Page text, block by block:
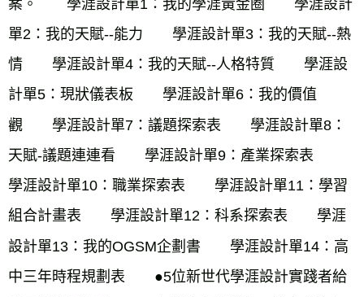
案。　　學涯設計單1：我的學涯黃金圈　　學涯設計
單2：我的天賦--能力　　學涯設計單3：我的天賦--熱
情　　學涯設計單4：我的天賦--人格特質　　學涯設
計單5：現狀儀表板　　學涯設計單6：我的價值
觀　　學涯設計單7：議題探索表　　學涯設計單8：
天賦-議題連連看　　學涯設計單9：產業探索表
學涯設計單10：職業探索表　　學涯設計單11：學習
組合計畫表　　學涯設計單12：科系探索表　　學涯
設計單13：我的OGSM企劃書　　學涯設計單14：高
中三年時程規劃表　　●5位新世代學涯設計實踐者給